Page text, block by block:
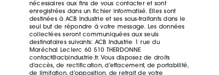
nécessaires aux fins de vous contacter et sont
enregistrées dans un fichier informatisé. Elles sont
destinées à ACB Industrie et ses sous-traitants dans le
seul but de répondre à votre message. Les données
collectées seront communiquées aux seuls
destinataires suivants: ACB Industrie 1 rue du
Maréchal Leclerc 60 510 THERDONNE
contact@acbindustrie.fr. Vous disposez de droits
d’accès, de rectification, d’effacement, de portabilité,
de limitation, d’opposition, de retrait de votre